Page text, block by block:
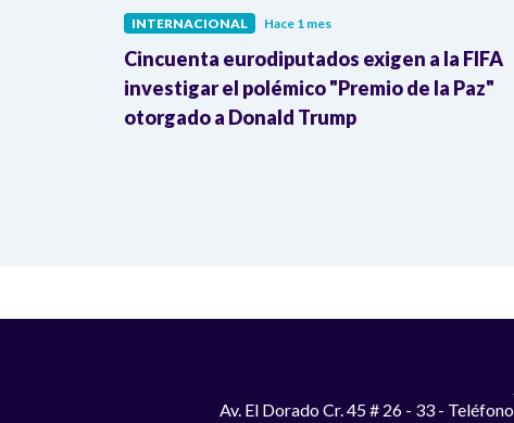
INTERNACIONAL Hace 1 mes
Cincuenta eurodiputados exigen a la FIFA
investigar el polémico "Premio de la Paz"
otorgado a Donald Trump
Av. El Dorado Cr. 45 # 26 - 33 -